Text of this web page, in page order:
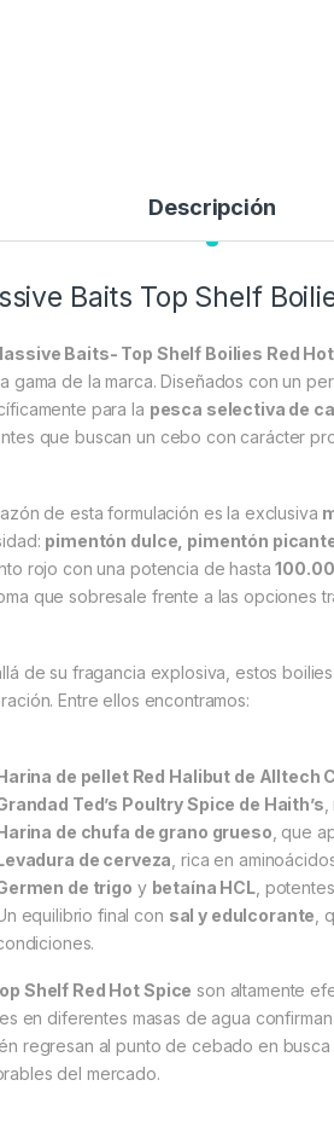
Descripción
Baits Top Shelf
Baits- Top Shelf Boilies Red
gama de la marca. Diseñados con un
para la pesca selectiva de
que buscan un cebo con carácter
de esta formulación es la exclusiva
pimentón dulce, pimentón
rojo con una potencia de hasta
que sobresale frente a las opciones
de su fragancia explosiva, estos
Entre ellos encontramos:
de pellet Red Halibut de Alltech
Ted’s Poultry Spice de Haith’s
de chufa de grano grueso , que
de cerveza , rica en
de trigo y betaína HCL,
equilibrio final con sal y edulcorante ,
Shelf Red Hot Spice son altamente
en diferentes masas de agua
regresan al punto de cebado en
del mercado.